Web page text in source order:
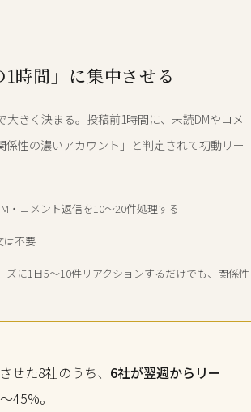
時間」に集中させる
きく決まる。投稿前1時間に、未読DMやコメ
性の濃いアカウント」と判定されて初動リー
・コメント返信を10〜20件処理する
は不要
ズに1日5〜10件リアクションするだけでも、関係性
せた8社のうち、 6社が翌週からリー
45%。